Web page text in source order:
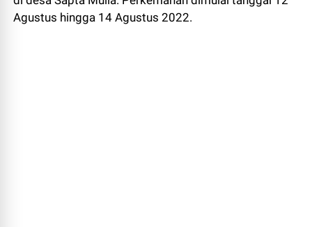
Agustus hingga 14 Agustus 2022.